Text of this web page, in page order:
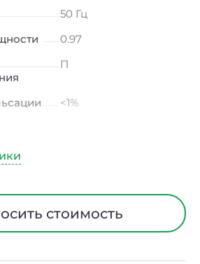
50 Гц
0.97
П
<1%
/ Г (глубокая)
30ᵒх90ᵒ
стоимость